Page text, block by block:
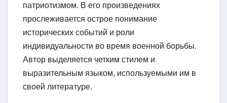
патриотизмом. В его произведениях
прослеживается острое понимание
исторических событий и роли
индивидуальности во время военной борьбы.
Автор выделяется четким стилем и
выразительным языком, используемыми им в
своей литературе.